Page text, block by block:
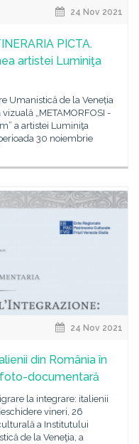
24 Nov 2021
PICTA.
artistei Luminiţa
Umanistică de la Veneția
„METAMORFOSI -
a artistei Luminiţa
30 noiembrie
24 Nov 2021
din România în
documentară
la integrare: italienii
vineri, 26
a Institutului
de la Veneţia, a